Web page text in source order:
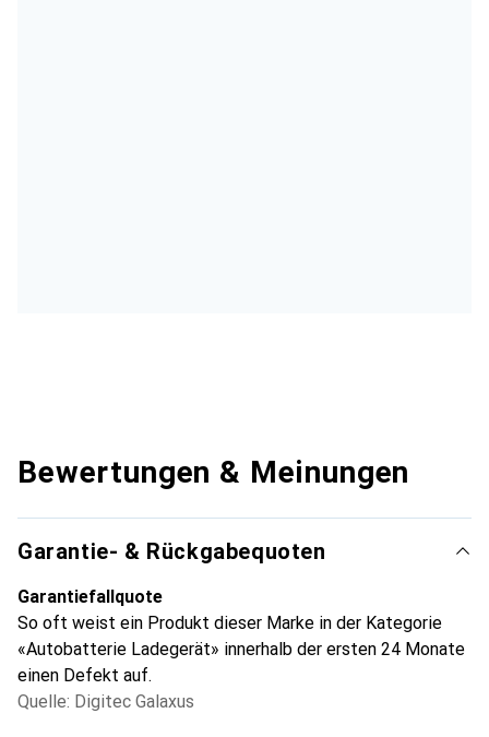
Bewertungen & Meinungen
Garantie- & Rückgabequoten
Garantiefallquote
So oft weist ein Produkt dieser Marke in der Kategorie
«Autobatterie Ladegerät» innerhalb der ersten 24 Monate
einen Defekt auf.
Quelle: Digitec Galaxus